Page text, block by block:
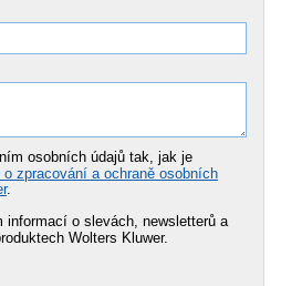
osobních údajů tak, jak je
o zpracování a ochraně osobních
.
o slevách, newsletterů a
Wolters Kluwer.